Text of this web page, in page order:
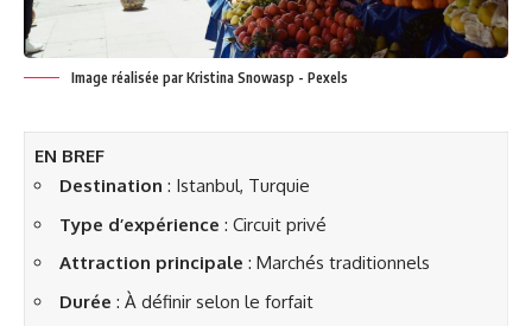
Image réalisée par Kristina Snowasp - Pexels
EN BREF
Destination : Istanbul, Turquie
Type d’expérience : Circuit privé
Attraction principale : Marchés traditionnels
Durée : À définir selon le forfait